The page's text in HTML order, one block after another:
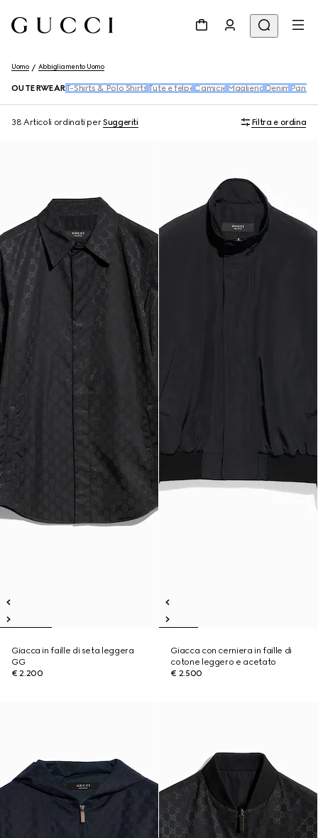
Uomo Abbigliamento Uomo
OUTERWEART-Shirts & Polo Shirts Tute e felpeCamicie Maglieria Denim
38 Articoli ordinati perSuggeriti Filtra e ordina
Giacca in faille di seta leggera
GG
€ 2.200
Giacca con cerniera in faille di
cotone leggero e acetato
€ 2.500